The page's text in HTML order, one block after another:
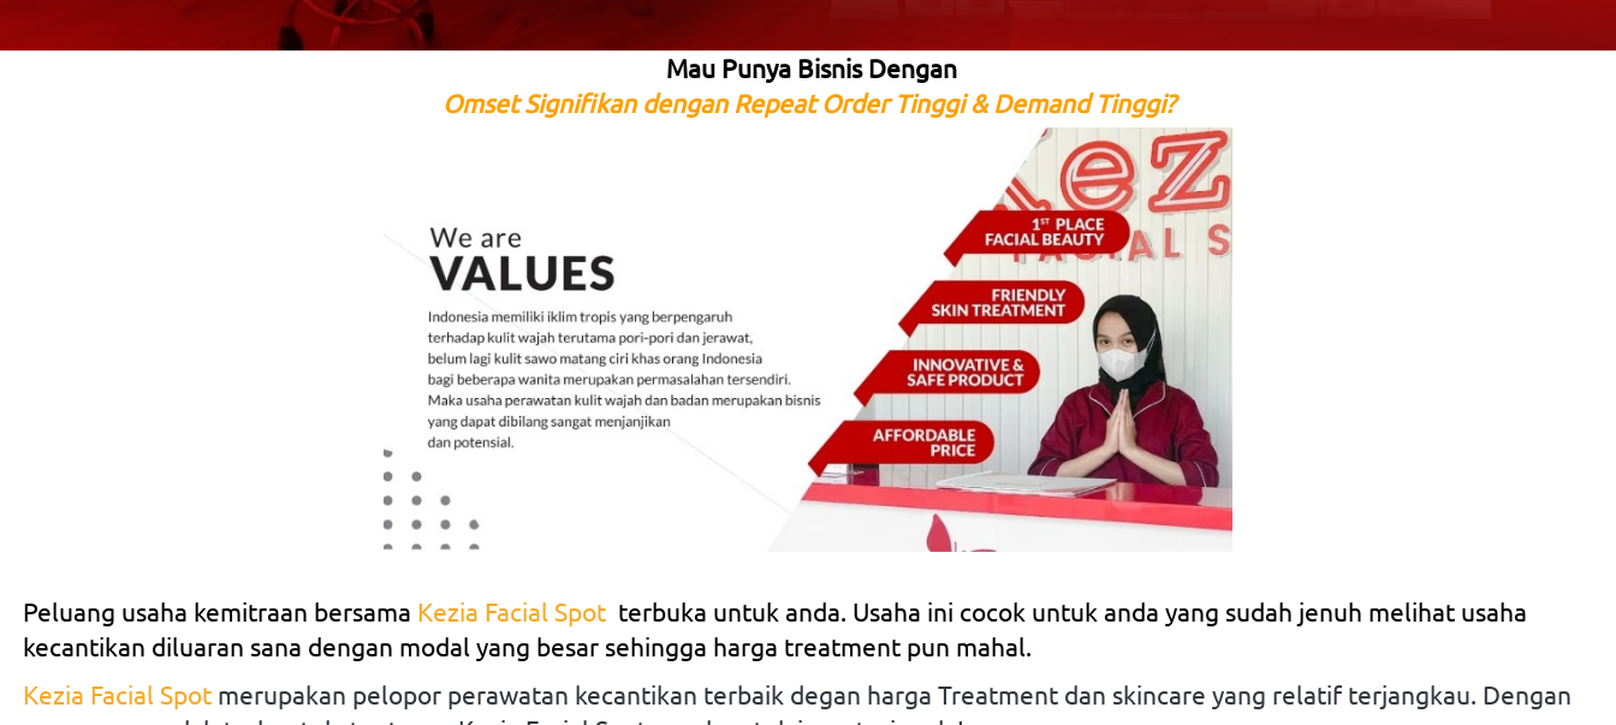
Mau Punya Bisnis Dengan
Omset Signifikan dengan Repeat Order Tinggi & Demand Tinggi?
Peluang usaha kemitraan bersama Kezia Facial Spot terbuka untuk anda. Usaha ini cocok untuk anda yang sudah jenuh melihat usaha
kecantikan diluaran sana dengan modal yang besar sehingga harga treatment pun mahal.
Kezia Facial Spot merupakan pelopor perawatan kecantikan terbaik degan harga Treatment dan skincare yang relatif terjangkau. Dengan